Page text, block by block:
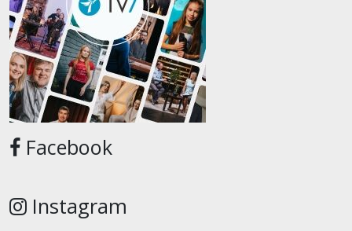
Facebook
Instagram